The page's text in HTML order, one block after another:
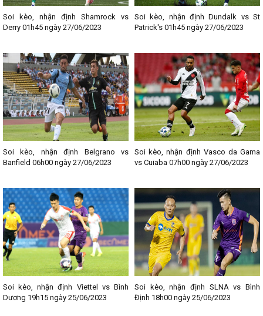
Soi kèo, nhận định Shamrock vs
Derry 01h45 ngày 27/06/2023
Soi kèo, nhận định Dundalk vs St
Patrick's 01h45 ngày 27/06/2023
Soi kèo, nhận định Belgrano vs
Banfield 06h00 ngày 27/06/2023
Soi kèo, nhận định Vasco da Gama
vs Cuiaba 07h00 ngày 27/06/2023
Soi kèo, nhận định Viettel vs Bình
Dương 19h15 ngày 25/06/2023
Soi kèo, nhận định SLNA vs Bình
Định 18h00 ngày 25/06/2023